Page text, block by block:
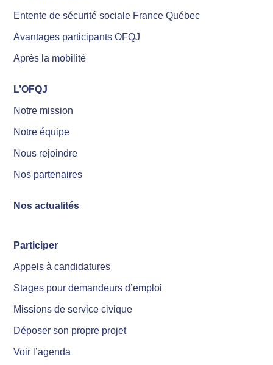
Entente de sécurité sociale France Québec
Avantages participants OFQJ
Après la mobilité
L’OFQJ
Notre mission
Notre équipe
Nous rejoindre
Nos partenaires
Nos actualités
Participer
Appels à candidatures
Stages pour demandeurs d’emploi
Missions de service civique
Déposer son propre projet
Voir l’agenda